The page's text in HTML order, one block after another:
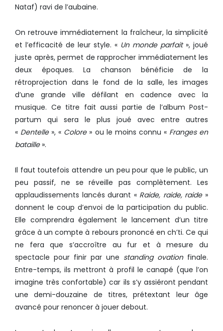
Nataf) ravi de l’aubaine.
On retrouve immédiatement la fraîcheur, la simplicité
et l’efficacité de leur style. « Un monde parfait», joué
juste après, permet de rapprocher immédiatement les
deux époques. La chanson bénéficie de la
rétroprojection dans le fond de la salle, les images
d’une grande ville défilant en cadence avec la
musique. Ce titre fait aussi partie de l’album Post-
partum qui sera le plus joué avec entre autres
« Dentelle», « Colore» ou le moins connu « Franges en
bataille».
Il faut toutefois attendre un peu pour que le public, un
peu passif, ne se réveille pas complètement. Les
applaudissements lancés durant « Raide, raide, raide»
donnent le coup d’envoi de la participation du public.
Elle comprendra également le lancement d’un titre
grâce à un compte à rebours prononcé en ch’ti. Ce qui
ne fera que s’accroître au fur et à mesure du
spectacle pour finir par une standing ovationfinale.
Entre-temps, ils mettront à profil le canapé (que l’on
imagine très confortable) car ils s’y assiéront pendant
une demi-douzaine de titres, prétextant leur âge
avancé pour renoncer à jouer debout.